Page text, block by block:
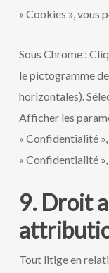
« Cookies », vous
Sous Chrome :
le pictogramme
horizontales).
Afficher les
« Confidentialité
« Confidentialité
9. Droit
Tout litige en